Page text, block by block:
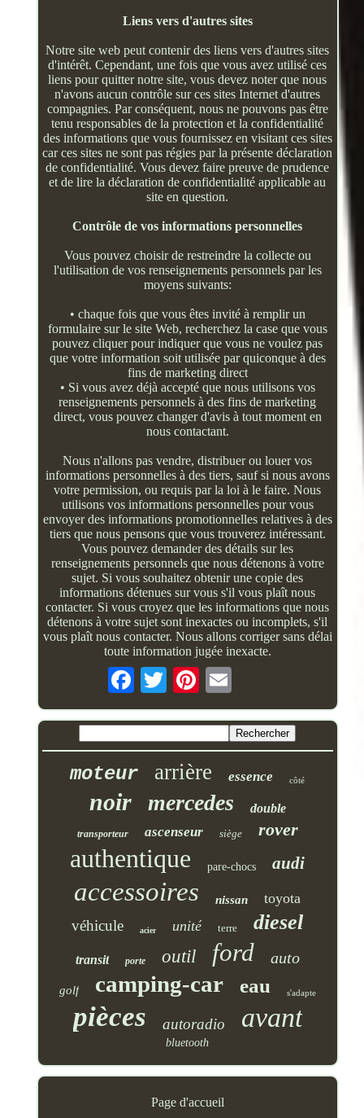
Liens vers d'autres sites
Notre site web peut contenir des liens vers d'autres sites
d'intérêt. Cependant, une fois que vous avez utilisé ces
liens pour quitter notre site, vous devez noter que nous
n'avons aucun contrôle sur ces sites Internet d'autres
compagnies. Par conséquent, nous ne pouvons pas être
tenu responsables de la protection et la confidentialité
des informations que vous fournissez en visitant ces sites
car ces sites ne sont pas régies par la présente déclaration
de confidentialité. Vous devez faire preuve de prudence
et de lire la déclaration de confidentialité applicable au
site en question.
Contrôle de vos informations personnelles
Vous pouvez choisir de restreindre la collecte ou
l'utilisation de vos renseignements personnels par les
moyens suivants:
• chaque fois que vous êtes invité à remplir un
formulaire sur le site Web, recherchez la case que vous
pouvez cliquer pour indiquer que vous ne voulez pas
que votre information soit utilisée par quiconque à des
fins de marketing direct
• Si vous avez déjà accepté que nous utilisons vos
renseignements personnels à des fins de marketing
direct, vous pouvez changer d'avis à tout moment en
nous contactant.
Nous n'allons pas vendre, distribuer ou louer vos
informations personnelles à des tiers, sauf si nous avons
votre permission, ou requis par la loi à le faire. Nous
utilisons vos informations personnelles pour vous
envoyer des informations promotionnelles relatives à des
tiers que nous pensons que vous trouverez intéressant.
Vous pouvez demander des détails sur les
renseignements personnels que nous détenons à votre
sujet. Si vous souhaitez obtenir une copie des
informations détenues sur vous s'il vous plaît nous
contacter. Si vous croyez que les informations que nous
détenons à votre sujet sont inexactes ou incomplets, s'il
vous plaît nous contacter. Nous allons corriger sans délai
toute information jugée inexacte.
moteur arrière essence côté
noir mercedes double
transporteur ascenseur siège rover
authentique pare-chocs audi
accessoires nissan toyota
véhicule acier unité terre diesel
transit porte outil ford auto
golf camping-car eau s'adapte
pièces autoradio avant
bluetooth
Page d'accueil